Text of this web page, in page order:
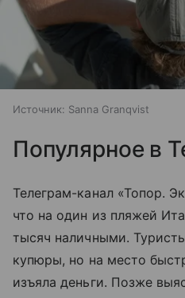
Источник: Sanna Granqvist
Популярное в
Телеграм-канал «Топор.
что на один из пляжей
тысяч наличными.
купюры, но на место
изъяла деньги. Позже